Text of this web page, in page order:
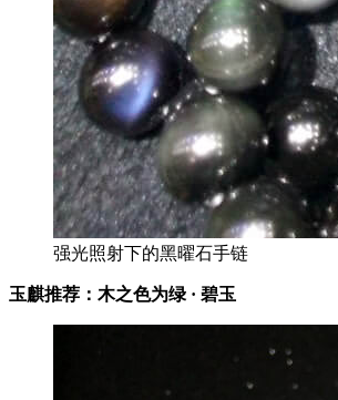
强光照射下的黑曜石手链
玉麒推荐 ： 木之色为绿 · 碧玉